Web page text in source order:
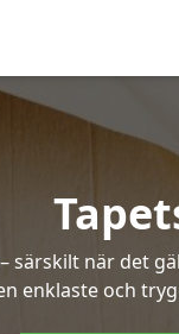
särskilt när det
enklaste och